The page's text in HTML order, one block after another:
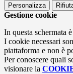
Personalizza
Gestione cookie
In questa schermata
I cookie necessari
piattaforma e non è
Per conoscere quali
visionare la